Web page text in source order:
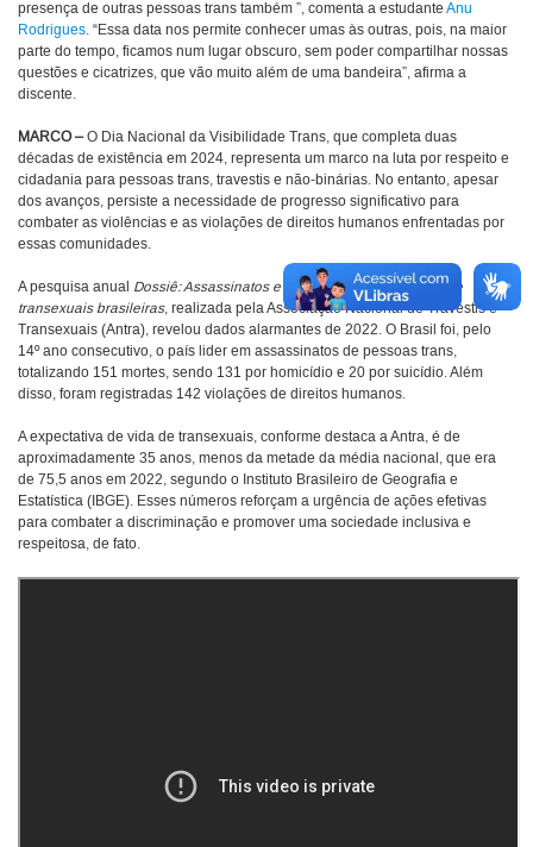
presença de outras pessoas trans também ”, comenta a estudante Anu
Rodrigues. “Essa data nos permite conhecer umas às outras, pois, na maior
parte do tempo, ficamos num lugar obscuro, sem poder compartilhar nossas
questões e cicatrizes, que vão muito além de uma bandeira”, afirma a
discente.
MARCO –O Dia Nacional da Visibilidade Trans, que completa duas
décadas de existência em 2024, representa um marco na luta por respeito e
cidadania para pessoas trans, travestis e não-binárias. No entanto, apesar
dos avanços, persiste a necessidade de progresso significativo para
combater as violências e as violações de direitos humanos enfrentadas por
essas comunidades.
A pesquisa anual Dossiê: Assassinatos e violências contra travestis e
transexuais brasileiras, realizada pela Associação Nacional de Travestis e
Transexuais (Antra), revelou dados alarmantes de 2022. O Brasil foi, pelo
14º ano consecutivo, o país lider em assassinatos de pessoas trans,
totalizando 151 mortes, sendo 131 por homicídio e 20 por suicídio. Além
disso, foram registradas 142 violações de direitos humanos.
A expectativa de vida de transexuais, conforme destaca a Antra, é de
aproximadamente 35 anos, menos da metade da média nacional, que era
de 75,5 anos em 2022, segundo o Instituto Brasileiro de Geografia e
Estatística (IBGE). Esses números reforçam a urgência de ações efetivas
para combater a discriminação e promover uma sociedade inclusiva e
respeitosa, de fato.